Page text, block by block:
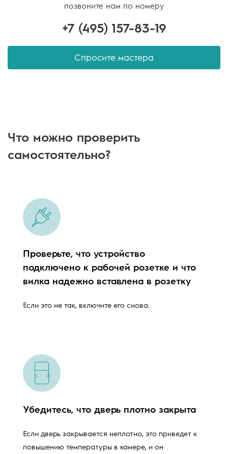
позвоните нам по номеру
+7 (495) 157-83-19
Спросите мастера
Что можно проверить
самостоятельно?
Проверьте, что устройство
подключено к рабочей розетке и что
вилка надежно вставлена в розетку
Если это не так, включите его снова.
Убедитесь, что дверь плотно закрыта
Если дверь закрывается неплотно, это приведет к
повышению температуры в камере, и он